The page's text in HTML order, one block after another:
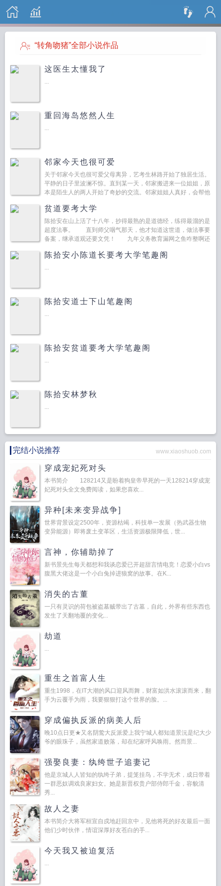
搜 索
“转角吻猪”全部小说作品
这医生太懂我了
...
重回海岛悠然人生
...
邻家今天也很可爱
关于邻家今天也很可爱父母离异，艺考生林路开始了独居生活。
平静的日子里波澜不惊。直到某一天，邻家搬进来一位姐姐，原
本是陌生人的两人开始了奇妙的交流。邻家姐姐人真好，会帮他
样子也...
贫道要考大学
陈拾安在山上活了十八年，抄得最熟的是道德经，练得最溜的是
超度法事。 直到师父咽气那天，他才知道这世道，做法事要
备案，继承道观还要文凭！ 九年义务教育漏网之鱼咋整啊还
陈拾安小陈道长要考大学笔趣阁
...
陈拾安道士下山笔趣阁
...
陈拾安贫道要考大学笔趣阁
...
陈拾安林梦秋
...
完结小说推荐 www.xiaoshuob.com
穿成宠妃死对头
本书简介 128214又是盼着狗皇帝早死的一天128214穿成宠
妃死对头全文免费阅读，如果您喜欢...
异种[未来变异战争]
世界背景设定2500年，资源枯竭，科技单一发展（热武器生物
变异能源）即将废土变革区，生活资源极限降低，世...
言神，你辅助掉了
新书景先生每天都想和我谈恋爱已开超甜言情电竞！恋爱小白vs
腹黑大佬这是一个小白兔掉进狼窝的故事。在K...
消失的古董
一只有灵识的荷包被盗墓贼带出了古墓，自此，外界有些东西也
发生了天翻地覆的变化...
劫道
...
重生之首富人生
重生1998，在IT大潮的风口迎风而舞，财富如洪水滚滚而来，翻
手为云覆手为雨，我要狠狠打这个世界的脸。...
穿成偏执反派的病美人后
晚10点日更★又名阴鸷大反派爱上我宁城人都知道景沅是纪大少
爷的眼珠子，虽然家道败落，却在纪家呼风唤雨。然而景...
强娶良妻：纨绔世子追妻记
他是京城人人皆知的纨绔子弟，提笼挂鸟，不学无术，成日带着
一群恶奴调戏良家妇女。她是新晋权贵户部侍郎千金，容貌清
秀...
故人之妻
本书简介大将军桓宣自戍地赶回京中，见他将死的好友最后一面
他们少时伙伴，情谊深厚好友苍白的手...
今天我又被迫复活
...